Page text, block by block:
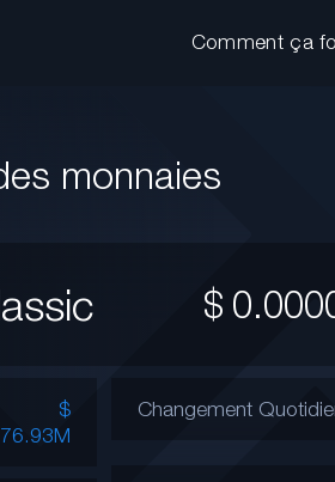
Comment ça
monnaies
$
$
Changement